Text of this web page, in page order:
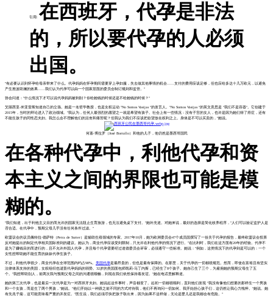
引用: 在西班牙，代孕是非法
的，所以要代孕的人必须
出国。
"有必要认识到怀孕给母亲带来了什么。代孕妈妈在怀孕期间需要穿上孕妇服，失去做其他事情的机会......支付的费用应该足够，但也应给多达十几万欧元，以避免
产生推波助澜的效果......我们认为代孕可以由一个国家层面的委员会制订规则和监管。"
协会问道："什么情况下才可以说代孕妈妈被剥削？你给她钱的时候还是不给她钱的时候？"
艾丽西亚-米亚雷斯知道自己的立场。她是一名哲学教授，也是女权运动 "No Somos Vasijas "的发言人。"No Somos Vasijas "的英文意思是 "我们不是容器"。它创建于
2015年，当时的辩论进入了政治领域。"我认为，任何人最强烈的愿望之一就是希望有孩子。社会上有一些情况：没有子宫的女人，也许是因为她们得了癌症，还有
不能生孩子的同性恋夫妇。我怎么会不理解他们的沮丧和痛苦呢？但我认为我们不应该把欲望放在权利之上。身体是不可以买卖的，"她说。
何塞-博拉罗（José Borrallo）和他的儿子，他仍然是墨西哥国民
在各种代孕中，利他代孕和资
本主义之间的界限也可能是模
糊的。
"我们知道，出于利他主义目的而允许的国家无法阻止生育旅游，也无法避免桌下支付。"她补充道。对她来说，最好的选择是简化收养程序，"人们可以验证监护人是
否合适。在代孕中，预期父母几乎没有任何条件过滤。"
欧盟议会的议员佩特拉-德萨特（Petra de Sutter）是辅助生殖领域的专家。2017年10月，她为欧洲委员会47个成员国撰写了一份关于代孕的报告，最终欧盟议会投票
反对她提出的制定代孕相关国际准则的建议。她认为，商业代孕应该受到限制，只允许在利他代孕的情况下进行。"在比利时，我们在这方面有20年的经验。代孕不
是为了赚钱目的而进行的，且不允许外国人代孕，并且每个代孕需要经过道德委员会评审，必须遵守一些标准。她说："例如，这类情况下的代孕则是可以的：一个
女性想帮助她不能生育的妹妹代孕生孩子。
不过，利他代孕很少，商业代孕在全球范围内约占98%。 美国代孕是最昂贵的，但也是最有保障的。在那里，关于代孕的一切都很规范。然而，即使在富裕且有坚实
法律体系支持的美国，女权组织也谴责代孕妈妈的弱势。32岁的美国面包师凯莉-马丁内斯，已经生了8个孩子。她自己生了三个，为雇佣她的预期父母生了五
个。"我想帮助别人，前两次我与预期父母之间的沟通很顺畅，到现在我们依然保持着友谊。"她在电话里解释道。
她的第三次代孕，也是最后一次代孕是为一对西班牙夫妇。她说起这件事时，声音都变了。起初一切都很顺利，直到他们发现 "我没有像他们想要的那样生一个男孩
和一个女孩，而是生了两个男孩，"她说。"他们开始以一种跟之前不同的方式对待我，他们不再询问一切如何。我开始担心孩子们，这仍然让我心力憔悴。"她说。她
有先兆子痫，这可能意味着严重的并发症。"医生说，我们必须尽快把孩子取出来，因为如果不这样做，无论是婴儿还是我都会有危险。"